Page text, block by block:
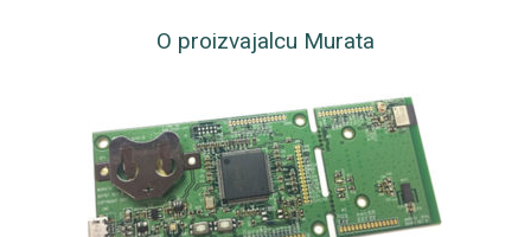
O proizvajalcu Murata